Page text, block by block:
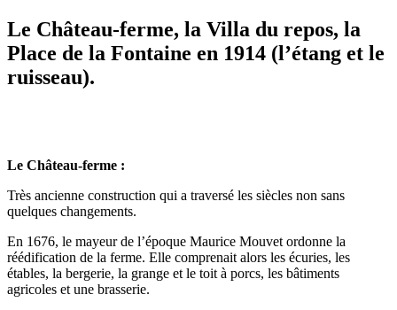
Le Château-ferme, la Villa du repos, la
Place de la Fontaine en 1914 (l’étang et le
ruisseau).
Le Château-ferme :
Très ancienne construction qui a traversé les siècles non sans
quelques changements.
En 1676, le mayeur de l’époque Maurice Mouvet ordonne la
réédification de la ferme. Elle comprenait alors les écuries, les
étables, la bergerie, la grange et le toit à porcs, les bâtiments
agricoles et une brasserie.